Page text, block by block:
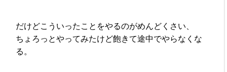
だけどこういったことをやるのがめんどくさい、
ちょろっとやってみたけど飽きて途中でやらなくな
る。